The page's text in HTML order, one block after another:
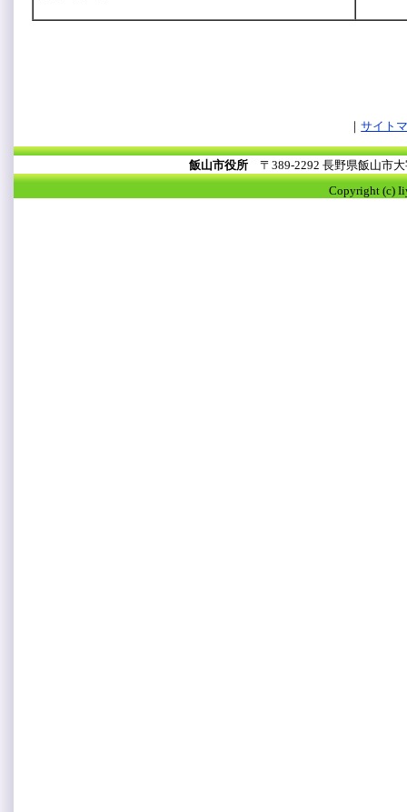
サイト
飯山市役所 〒389-2292 長野県飯山市
Copyright (c)